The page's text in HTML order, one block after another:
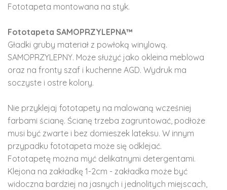
Fototapeta montowana na styk.
Fototapeta SAMOPRZYLEPNA™
Gładki gruby materiał z powłoką winylową.
SAMOPRZYLEPNY. Może służyć jako okleina meblowa
oraz na fronty szaf i kuchenne AGD. Wydruk ma
soczyste i ostre kolory.
Nie przyklejaj fototapety na malowaną wcześniej
farbami ścianę. Ścianę trzeba zagruntować, podłoże
musi być zwarte i bez domieszek lateksu. W innym
przypadku fototapeta może się odklejać.
Fototapetę można myć delikatnymi detergentami.
Klejona na zakładkę 1-2cm - zakładka może być
widoczna bardziej na jasnych i jednolitych miejscach,